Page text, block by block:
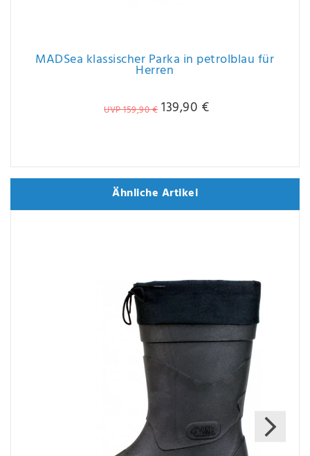
MADSea klassischer Parka in petrolblau für
Herren
UVP 159,90 € 139,90 €
Ähnliche Artikel